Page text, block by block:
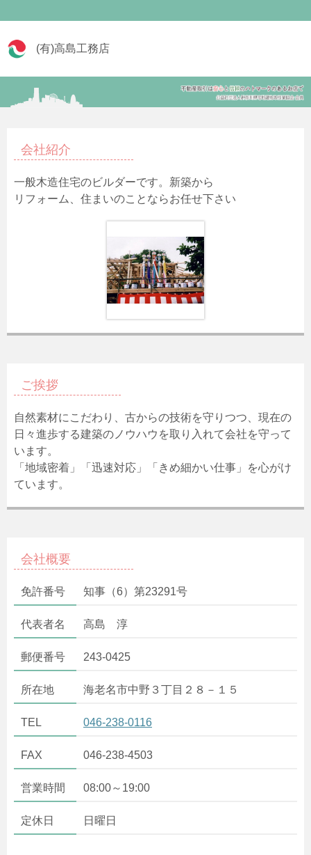
(有)高島工務店
会社紹介
一般木造住宅のビルダーです。新築から
リフォーム、住まいのことならお任せ下さい
ご挨拶
自然素材にこだわり、古からの技術を守りつつ、現在の
日々進歩する建築のノウハウを取り入れて会社を守って
います。
「地域密着」「迅速対応」「きめ細かい仕事」を心がけ
ています。
会社概要
免許番号 知事（6）第23291号
代表者名 高島 淳
郵便番号 243-0425
所在地 海老名市中野３丁目２８－１５
TEL 046-238-0116
FAX 046-238-4503
営業時間 08:00～19:00
定休日 日曜日